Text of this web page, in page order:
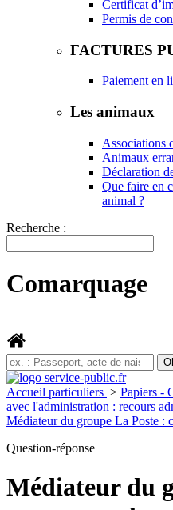
Certificat
Permis de
FACTURES
Paiement en
Les animaux
Associations
Animaux
Déclaration
Que faire en
animal ?
Recherche :
Comarquage
Accueil particuliers > Papiers -
avec l'administration : recours
Médiateur du groupe La Poste :
Question-réponse
Médiateur du